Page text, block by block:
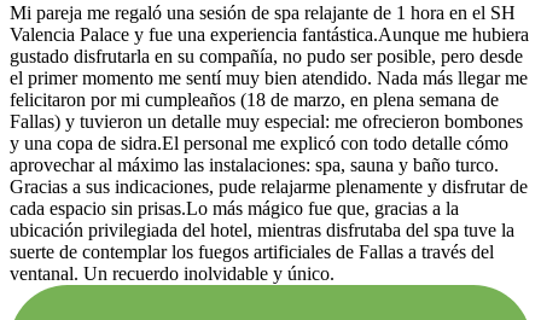
Mi pareja me regaló una sesión de spa relajante de 1 hora en el SH
Valencia Palace y fue una experiencia fantástica.Aunque me hubiera
gustado disfrutarla en su compañía, no pudo ser posible, pero desde
el primer momento me sentí muy bien atendido. Nada más llegar me
felicitaron por mi cumpleaños (18 de marzo, en plena semana de
Fallas) y tuvieron un detalle muy especial: me ofrecieron bombones
y una copa de sidra.El personal me explicó con todo detalle cómo
aprovechar al máximo las instalaciones: spa, sauna y baño turco.
Gracias a sus indicaciones, pude relajarme plenamente y disfrutar de
cada espacio sin prisas.Lo más mágico fue que, gracias a la
ubicación privilegiada del hotel, mientras disfrutaba del spa tuve la
suerte de contemplar los fuegos artificiales de Fallas a través del
ventanal. Un recuerdo inolvidable y único.